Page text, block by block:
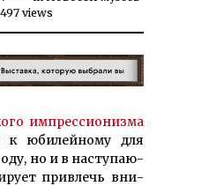
views
им­прес­сио­низ­ма
к юби­лей­но­му для
но и в на­сту­паю­
при­влечь вни­